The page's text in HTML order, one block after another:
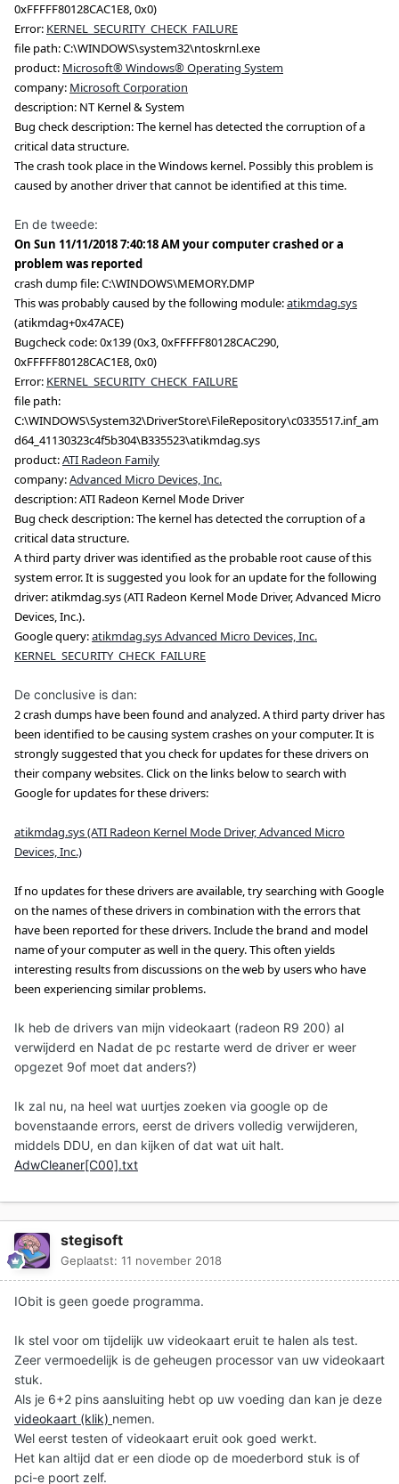
0xFFFFF80128CAC1E8, 0x0)
Error: KERNEL_SECURITY_CHECK_FAILURE
file path: C:\WINDOWS\system32\ntoskrnl.exe
product: Microsoft® Windows® Operating System
company: Microsoft Corporation
description: NT Kernel & System
Bug check description: The kernel has detected the corruption of a
critical data structure.
The crash took place in the Windows kernel. Possibly this problem is
caused by another driver that cannot be identified at this time.
En de tweede:
On Sun 11/11/2018 7:40:18 AM your computer crashed or a
problem was reported
crash dump file: C:\WINDOWS\MEMORY.DMP
This was probably caused by the following module:atikmdag.sys
(atikmdag+0x47ACE)
Bugcheck code: 0x139 (0x3, 0xFFFFF80128CAC290,
0xFFFFF80128CAC1E8, 0x0)
Error: KERNEL_SECURITY_CHECK_FAILURE
file path:
C:\WINDOWS\System32\DriverStore\FileRepository\c0335517.inf_am
d64_41130323c4f5b304\B335523\atikmdag.sys
product:ATI Radeon Family
company:Advanced Micro Devices, Inc.
description: ATI Radeon Kernel Mode Driver
Bug check description: The kernel has detected the corruption of a
critical data structure.
A third party driver was identified as the probable root cause of this
system error. It is suggested you look for an update for the following
driver: atikmdag.sys (ATI Radeon Kernel Mode Driver, Advanced Micro
Devices, Inc.).
Google query:atikmdag.sys Advanced Micro Devices, Inc.
KERNEL_SECURITY_CHECK_FAILURE
De conclusive is dan:
2 crash dumps have been found and analyzed. A third party driver has
been identified to be causing system crashes on your computer. It is
strongly suggested that you check for updates for these drivers on
their company websites. Click on the links below to search with
Google for updates for these drivers:
atikmdag.sys (ATI Radeon Kernel Mode Driver, Advanced Micro
Devices, Inc.)
If no updates for these drivers are available, try searching with Google
on the names of these drivers in combination with the errors that
have been reported for these drivers. Include the brand and model
name of your computer as well in the query. This often yields
interesting results from discussions on the web by users who have
been experiencing similar problems.
Ik heb de drivers van mijn videokaart (radeon R9 200) al
verwijderd en Nadat de pc restarte werd de driver er weer
opgezet 9of moet dat anders?)
Ik zal nu, na heel wat uurtjes zoeken via google op de
bovenstaande errors, eerst de drivers volledig verwijderen,
middels DDU, en dan kijken of dat wat uit halt.
AdwCleaner[C00].txt
stegisoft
Geplaatst: 11 november 2018
IObit is geen goede programma.
Ik stel voor om tijdelijk uw videokaart eruit te halen als test.
Zeer vermoedelijk is de geheugen processor van uw videokaart
stuk.
Als je 6+2 pins aansluiting hebt op uw voeding dan kan je deze
videokaart (klik) nemen.
Wel eerst testen of videokaart eruit ook goed werkt.
Het kan altijd dat er een diode op de moederbord stuk is of
pci-e poort zelf.